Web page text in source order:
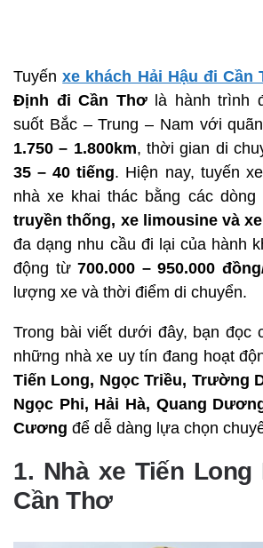
Tuyếnxe khách Hải Hậu đi Cần
Định đi Cần Thơlà hành trình
suốt Bắc – Trung – Nam với
1.750 – 1.800km, thời gian di
35 – 40 tiếng. Hiện nay, tuyến
nhà xe khai thác bằng các dòng
truyền thống, xe limousine và
đa dạng nhu cầu đi lại của hành
động từ 700.000 – 950.000
lượng xe và thời điểm di chuyển.
Trong bài viết dưới đây, bạn đọc
những nhà xe uy tín đang hoạt
Tiến Long, Ngọc Triều, Trường
Ngọc Phi, Hải Hà, Quang
Cương để dễ dàng lựa chọn
1. Nhà xe Tiến Long
Cần Thơ